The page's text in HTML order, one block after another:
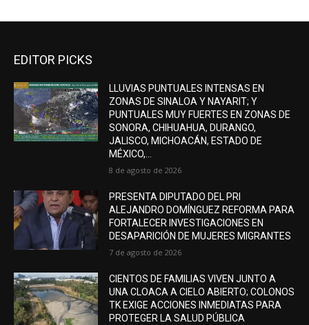
EDITOR PICKS
LLUVIAS PUNTUALES INTENSAS EN
ZONAS DE SINALOA Y NAYARIT; Y
PUNTUALES MUY FUERTES EN ZONAS DE
SONORA, CHIHUAHUA, DURANGO,
JALISCO, MICHOACÁN, ESTADO DE
MÉXICO,...
8 de agosto de 2026
PRESENTA DIPUTADO DEL PRI
ALEJANDRO DOMÍNGUEZ REFORMA PARA
FORTALECER INVESTIGACIONES EN
DESAPARICIÓN DE MUJERES MIGRANTES
7 de agosto de 2026
CIENTOS DE FAMILIAS VIVEN JUNTO A
UNA CLOACA A CIELO ABIERTO; COLONOS
TK EXIGE ACCIONES INMEDIATAS PARA
PROTEGER LA SALUD PÚBLICA